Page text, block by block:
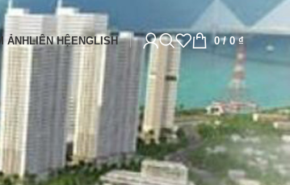
ẢNHLIÊN HỆENGLISH 0/ 0₫